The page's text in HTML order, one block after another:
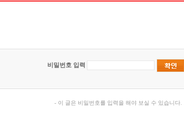
비밀번호 입력
- 이 글은 비밀번호를 입력을 해야 보실 수 있습니다.